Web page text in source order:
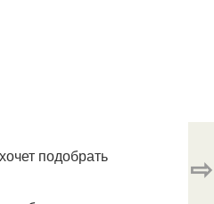
подобрать
⇨